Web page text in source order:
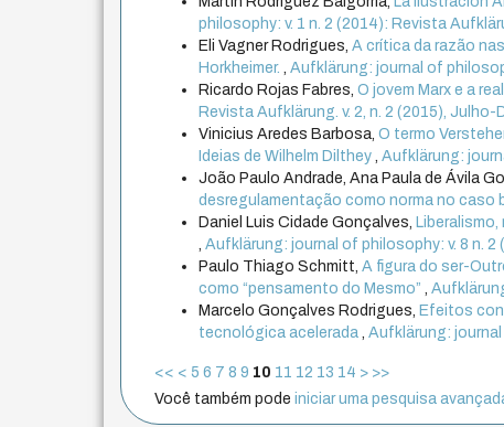
philosophy: v. 1 n. 2 (2014): Revista
Eli Vagner Rodrigues,A crítica da razão
Horkheimer.,Aufklärung: journal of
Ricardo Rojas Fabres,O jovem Marx e a
Revista Aufklärung. v. 2, n. 2 (2015), Julho-
Vinicius Aredes Barbosa,O termo
Ideias de Wilhelm Dilthey,Aufklärung:
João Paulo Andrade, Ana Paula de Ávila
desregulamentação como norma no caso
Daniel Luis Cidade Gonçalves,
,Aufklärung: journal of philosophy: v. 8 n.
Paulo Thiago Schmitt,A figura do ser-
como “pensamento do Mesmo”,
Marcelo Gonçalves Rodrigues, Efeitos
tecnológica acelerada,Aufklärung:
<< < 5 6 7 8 9 10 11 12 13 14 > >>
Você também podeiniciar uma pesquisa